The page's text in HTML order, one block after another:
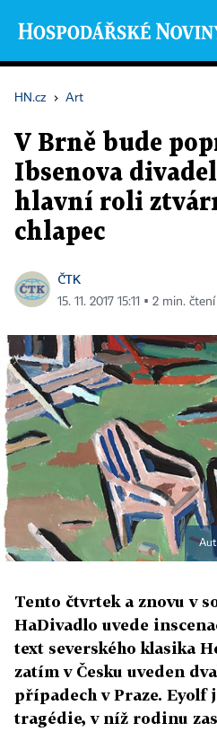
HN.cz › Art
V Brně bude
Ibsenova
hlavní roli
chlapec
ČTK
15. 11. 2017 15:11 ▪ 2 min. čtení
Tento čtvrtek a znovu v
HaDivadlo uvede
text severského klasika
zatím v Česku uveden
případech v Praze. Eyolf
tragédie, v níž rodinu